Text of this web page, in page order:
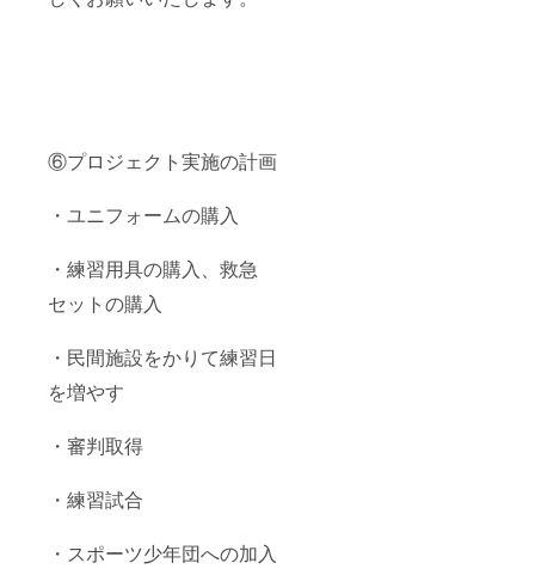
⑥プロジェクト実施の計画
・ユニフォームの購入
・練習用具の購入、救急
セットの購入
・民間施設をかりて練習日
を増やす
・審判取得
・練習試合
・スポーツ少年団への加入